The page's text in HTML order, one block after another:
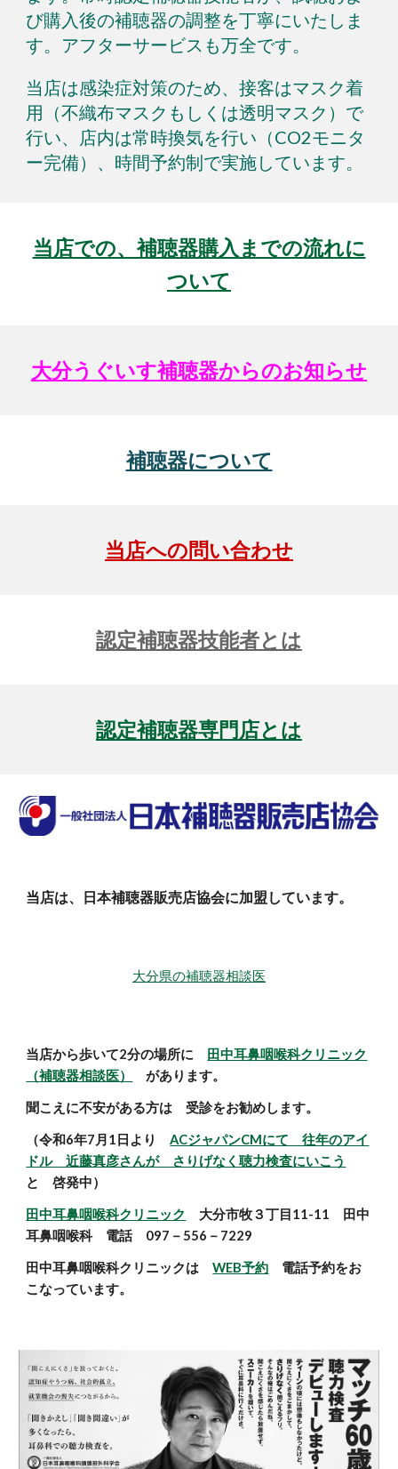
び購入後の補聴器の調整を丁寧にいたしま
す。アフターサービスも万全です。
当店は感染症対策のため、接客はマスク着
用（不織布マスクもしくは透明マスク）で
行い、店内は常時換気を行い（CO2モニタ
ー完備）、時間予約制で実施しています。
当店での、補聴器購入までの流れに
ついて
大分うぐいす補聴器からのお知らせ
補聴器について
当店への問い合わせ
認定補聴器技能者とは
認定補聴器専門店とは
当店は、日本補聴器販売店協会に加盟しています。
大分県の補聴器相談医
当店から歩いて2分の場所に
田中耳鼻咽喉科クリニック
（補聴器相談医）
があります。
聞こえに不安がある方は 受診をお勧めします。
（令和6年7月1日よりACジャパンCMにて 往年のアイ
ドル 近藤真彦さんが さりげなく聴力検査にいこう
と 啓発中）
田中耳鼻咽喉科クリニック
大分市牧３丁目11-11 田中
耳鼻咽喉科 電話 097－556－7229
田中耳鼻咽喉科クリニックはWEB予約 電話予約をお
こなっています。